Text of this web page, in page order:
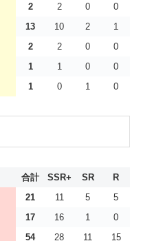
2 2 0
0
13 10 2
1
2 2 0
0
1 1 0
0
1 0 1 0
合計 SSR+ SR
R
21 11 5
5
17 16 1
0
54 28 11
15